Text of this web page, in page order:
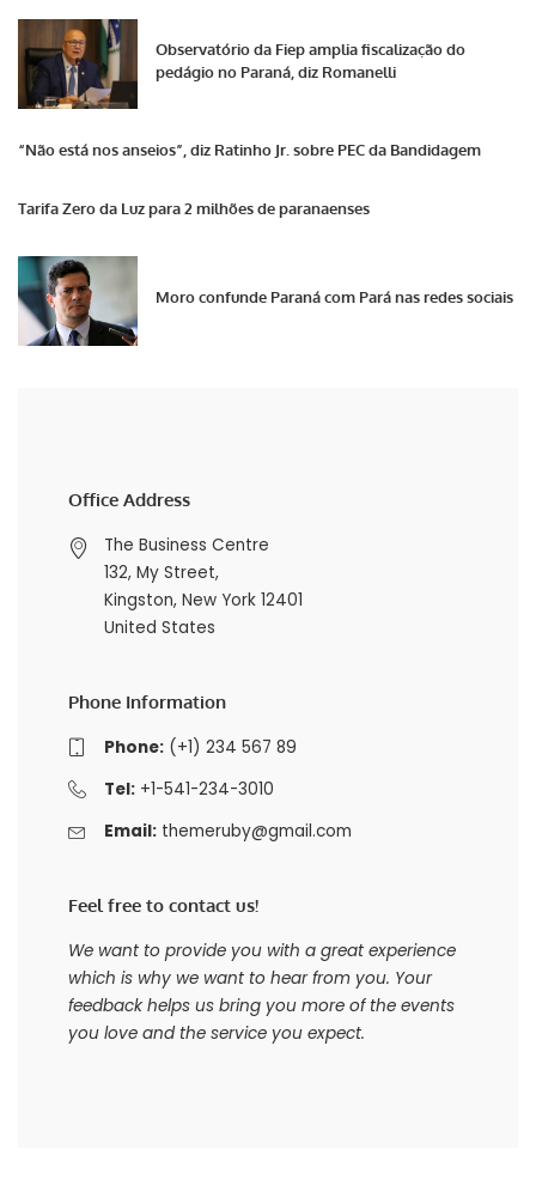
Observatório da Fiep amplia fiscalização do
pedágio no Paraná, diz Romanelli
“Não está nos anseios”, diz Ratinho Jr. sobre PEC da Bandidagem
Tarifa Zero da Luz para 2 milhões de paranaenses
Moro confunde Paraná com Pará nas redes sociais
Office Address
The Business Centre
132, My Street,
Kingston, New York 12401
United States
Phone Information
Phone:(+1) 234 567 89
Tel:+1-541-234-3010
Email: themeruby@gmail.com
Feel free to contact us!
We want to provide you with a great experience
which is why we want to hear from you. Your
feedback helps us bring you more of the events
you love and the service you expect.